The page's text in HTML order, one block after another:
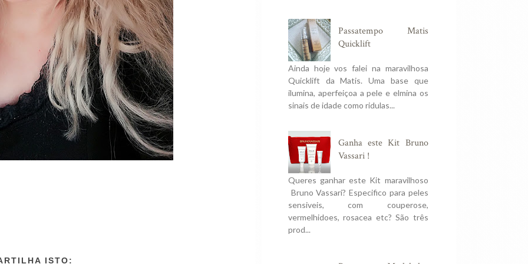
ISTO:
Passatempo Matis
Quicklift
Ainda hoje vos falei na maravilhosa
Quicklift da Matis. Uma base que
ilumina, aperfeiçoa a pele e elmina os
sinais de idade como ridulas...
Ganha este Kit Bruno
Vassari !
Queres ganhar este Kit maravilhoso
Bruno Vassari? Especifico para peles
sensiveis, com couperose,
vermelhidoes, rosacea etc? São três
prod...